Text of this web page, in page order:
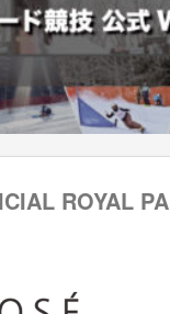
ROYAL